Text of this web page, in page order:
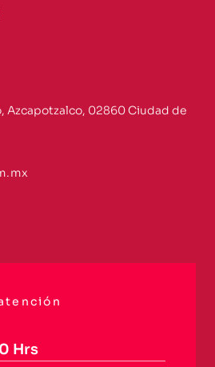
Azcapotzalco, 02860 Ciudad de
Hrs